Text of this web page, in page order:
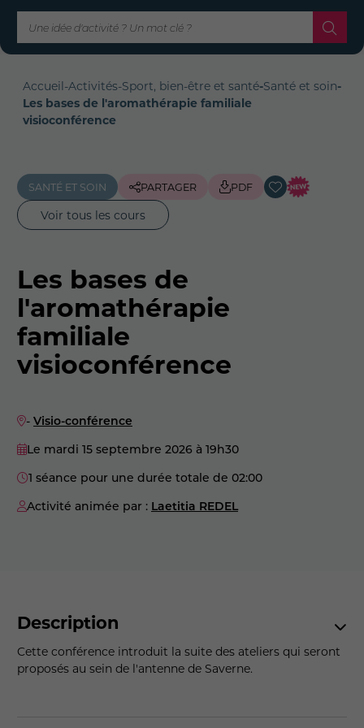
Accueil-Activités-Sport, bien-être et santé-Santé et soin-
Les bases de l'aromathérapie familiale
visioconférence
SANTÉ ET SOIN PARTAGER PDF
Voir tous les cours
Les bases de
l'aromathérapie
familiale
visioconférence
- Visio-conférence
Le mardi 15 septembre 2026 à 19h30
1 séance pour une durée totale de 02:00
Activité animée par : Laetitia REDEL
Description
Cette conférence introduit la suite des ateliers qui seront
proposés au sein de l'antenne de Saverne.